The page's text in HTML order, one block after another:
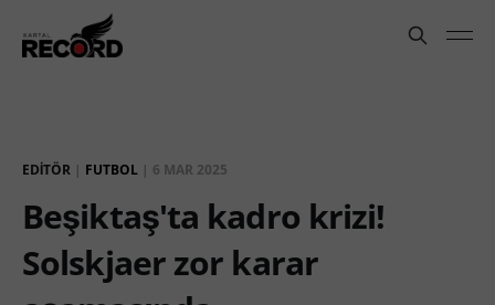
EDITÖR | FUTBOL | 6 MAR 2025
Beşiktaş'ta kadro krizi!
Solskjaer zor karar